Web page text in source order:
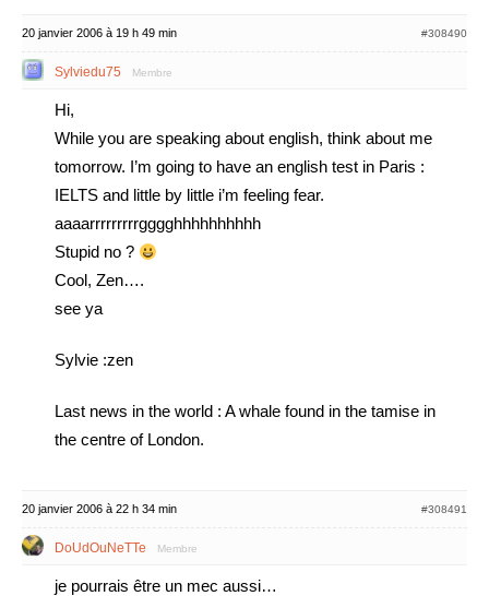
20 janvier 2006 à 19 h 49 min #308490
Sylviedu75 Membre
Hi,
While you are speaking about english, think about me
tomorrow. I’m going to have an english test in Paris :
IELTS and little by little i’m feeling fear.
aaaarrrrrrrrrgggghhhhhhhhhh
Stupid no ?
Cool, Zen….
see ya
Sylvie :zen
Last news in the world : A whale found in the tamise in
the centre of London.
20 janvier 2006 à 22 h 34 min #308491
DoUdOuNeTTe Membre
je pourrais être un mec aussi…